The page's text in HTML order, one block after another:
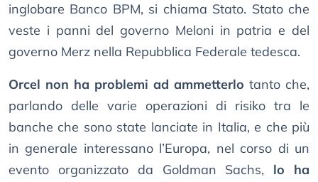
inglobare Banco BPM, si chiama Stato. Stato che
veste i panni del governo Meloni in patria e del
governo Merz nella Repubblica Federale tedesca.
Orcel non ha problemi ad ammetterlo tanto che,
parlando delle varie operazioni di risiko tra le
banche che sono state lanciate in Italia, e che più
in generale interessano l’Europa, nel corso di un
evento organizzato da Goldman Sachs, lo ha